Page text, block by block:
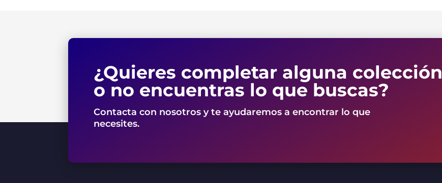
¿Quieres completar alguna colección
o no encuentras lo que buscas?
Contacta con nosotros y te ayudaremos a encontrar lo que
necesites.